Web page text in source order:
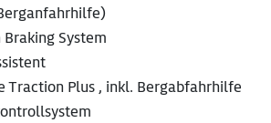
Braking System
Traction Plus , inkl. Bergabfahrhilfe